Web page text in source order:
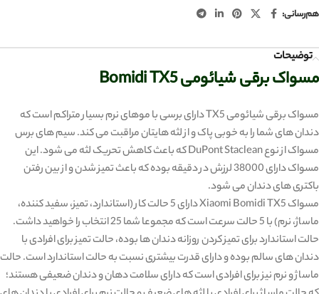
هم‌رسانی:
توضیحات
مسواک برقی شیائومی Bomidi TX5
مسواک برقی شیائومی TX5 دارای برسی با موهای نرم بسیار متراکم است که
دندان های شما را به خوبی پاک و از لثه هایتان مراقبت می کند. سیم های برس
مسواک از نوع DuPont Staclean که باعث کاهش تحریک لثه می شود. این
مسواک دارای 38000 لرزش در دقیقه بوده که باعث تمیز شدن و از بین رفتن
باکتری های دندان می شود.
مسواک Xiaomi Bomidi TX5 دارای 5 حالت کار (استاندارد، تمیز، سفید کننده،
ماساژ، نرم) با 5 حالت سرعت است که مجموعا شما 25 انتخاب را خواهید داشت.
حالت استاندارد برای تمیز کردن روزانه دندان ها بوده، حالت تمیز برای افرادی با
دندان های سالم بوده و دارای قدرت بیشتری نسبت به حالت استاندارد است. حالت
ماساژ و نرم نیز برای افرادی است که دارای سلامت دهان و دندان ضعیفی هستند؛